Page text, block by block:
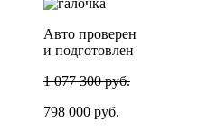
Авто проверен
и подготовлен
1 077 300 руб.
798 000 руб.